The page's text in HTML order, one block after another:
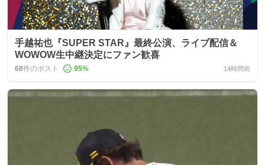
手越祐也『SUPER STAR』最終公演、ライブ配信＆
WOWOW生中継決定にファン歓喜
68件のポスト 95% 14時間前